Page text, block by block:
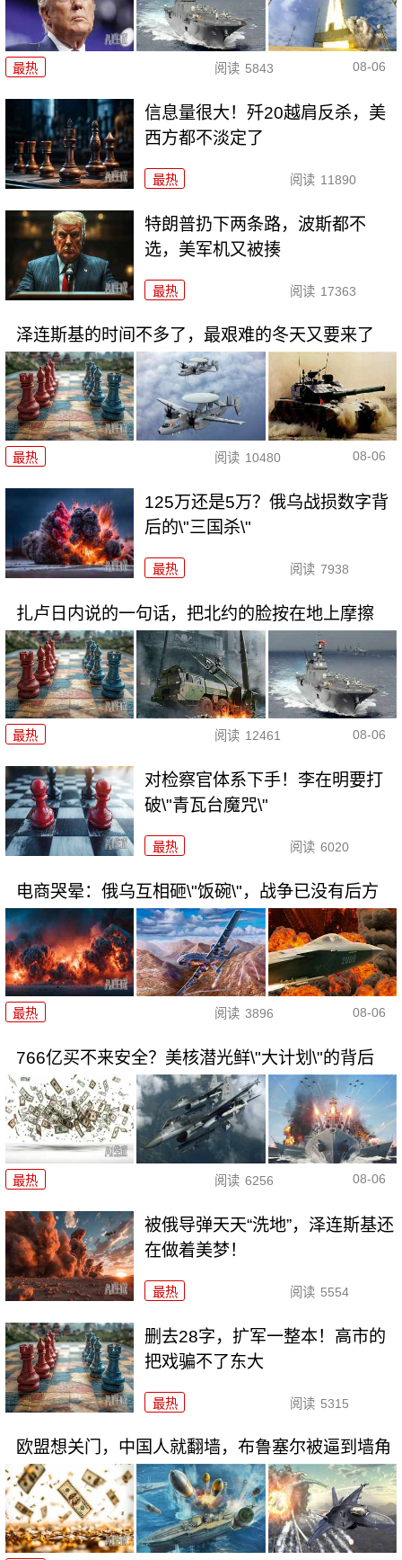
最热 阅读 5843 08-06
信息量很大！歼20越肩反杀，美
西方都不淡定了
最热 阅读 11890
特朗普扔下两条路，波斯都不
选，美军机又被揍
最热 阅读 17363
泽连斯基的时间不多了，最艰难的冬天又要来了
最热 阅读 10480 08-06
125万还是5万？俄乌战损数字背
后的\"三国杀\"
最热 阅读 7938
扎卢日内说的一句话，把北约的脸按在地上摩擦
最热 阅读 12461 08-06
对检察官体系下手！李在明要打
破\"青瓦台魔咒\"
最热 阅读 6020
电商哭晕：俄乌互相砸\"饭碗\"，战争已没有后方
最热 阅读 3896 08-06
766亿买不来安全？美核潜光鲜\"大计划\"的背后
最热 阅读 6256 08-06
被俄导弹天天“洗地”，泽连斯基还
在做着美梦！
最热 阅读 5554
删去28字，扩军一整本！高市的
把戏骗不了东大
最热 阅读 5315
欧盟想关门，中国人就翻墙，布鲁塞尔被逼到墙角